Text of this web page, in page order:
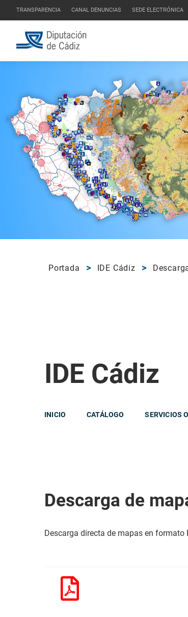
TRANSPARENCIA CANAL DENUNCIAS SEDE ELECTRÓNICA
Portada IDE Cádiz
IDE Cádiz
INICIO CATÁLOGO SERVICIOS
Descarga de
Descarga directa de mapas en